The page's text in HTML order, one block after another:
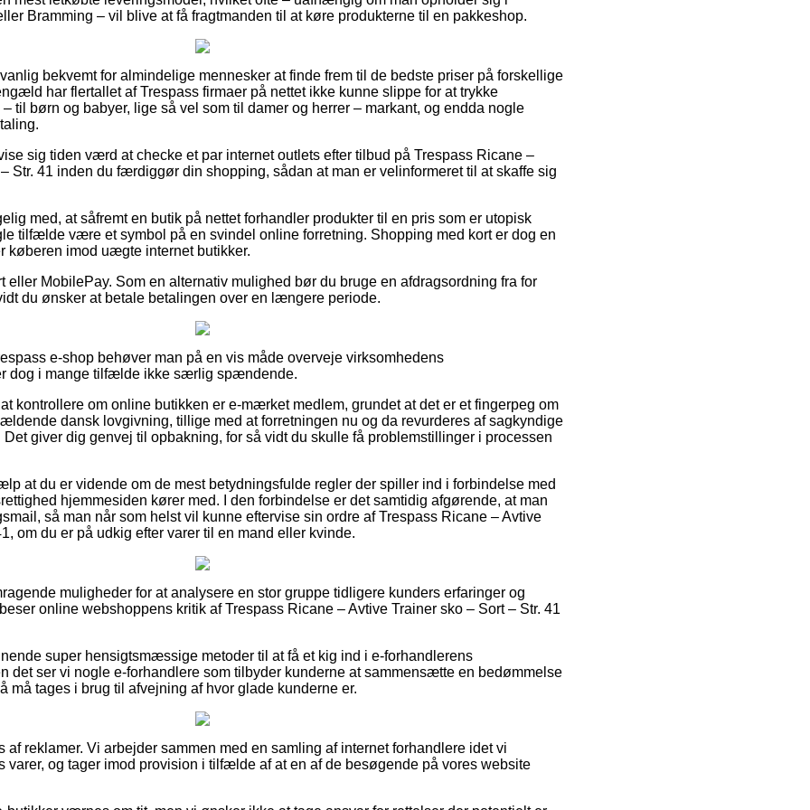
Bramming – vil blive at få fragtmanden til at køre produkterne til en pakkeshop.
bekvemt for almindelige mennesker at finde frem til de bedste priser på forskellige
har flertallet af Trespass firmaer på nettet ikke kunne slippe for at trykke
til børn og babyer, lige så vel som til damer og herrer – markant, og endda nogle
sig tiden værd at checke et par internet outlets efter tilbud på Trespass Ricane –
Str. 41 inden du færdiggør din shopping, sådan at man er velinformeret til at skaffe sig
med, at såfremt en butik på nettet forhandler produkter til en pris som er utopisk
tilfælde være et symbol på en svindel online forretning. Shopping med kort er dog en
køberen imod uægte internet butikker.
eller MobilePay. Som en alternativ mulighed bør du bruge en afdragsordning fra for
du ønsker at betale betalingen over en længere periode.
e-shop behøver man på en vis måde overveje virksomhedens
dog i mange tilfælde ikke særlig spændende.
kontrollere om online butikken er e-mærket medlem, grundet at det er et fingerpeg om
dansk lovgivning, tillige med at forretningen nu og da revurderes af sagkyndige
giver dig genvej til opbakning, for så vidt du skulle få problemstillinger i processen
at du er vidende om de mest betydningsfulde regler der spiller ind i forbindelse med
hjemmesiden kører med. I den forbindelse er det samtidig afgørende, at man
så man når som helst vil kunne eftervise sin ordre af Trespass Ricane – Avtive
om du er på udkig efter varer til en mand eller kvinde.
muligheder for at analysere en stor gruppe tidligere kunders erfaringer og
online webshoppens kritik af Trespass Ricane – Avtive Trainer sko – Sort – Str. 41
super hensigtsmæssige metoder til at få et kig ind i e-forhandlerens
det ser vi nogle e-forhandlere som tilbyder kunderne at sammensætte en bedømmelse
må tages i brug til afvejning af hvor glade kunderne er.
af reklamer. Vi arbejder sammen med en samling af internet forhandlere idet vi
varer, og tager imod provision i tilfælde af at en af de besøgende på vores website